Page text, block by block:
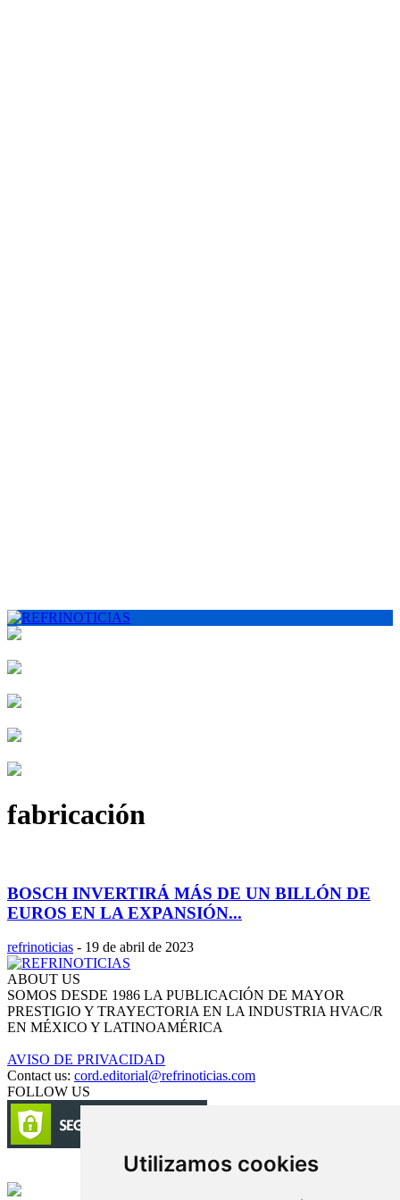
Utilizamos cookies
fabricación
BOSCH INVERTIRÁ MÁS DE UN BILLÓN DE
EUROS EN LA EXPANSIÓN...
refrinoticias - 19 de abril de 2023
ABOUT US
SOMOS DESDE 1986 LA PUBLICACIÓN DE MAYOR
PRESTIGIO Y TRAYECTORIA EN LA INDUSTRIA HVAC/R
EN MÉXICO Y LATINOAMÉRICA
AVISO DE PRIVACIDAD
Contact us: cord.editorial@refrinoticias.com
FOLLOW US
Circulación certificada